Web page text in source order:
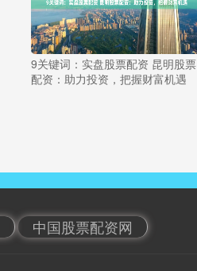
9关键词：实盘股票配资 昆明股票
配资：助力投资，把握财富机遇
中国股票配资网